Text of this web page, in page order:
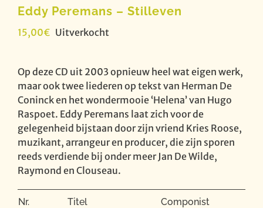
Eddy Peremans – Stilleven
15,00€ Uitverkocht
Op deze CD uit 2003 opnieuw heel wat eigen werk,
maar ook twee liederen op tekst van Herman De
Coninck en het wondermooie ‘Helena’ van Hugo
Raspoet. Eddy Peremans laat zich voor de
gelegenheid bijstaan door zijn vriend Kries Roose,
muzikant, arrangeur en producer, die zijn sporen
reeds verdiende bij onder meer Jan De Wilde,
Raymond en Clouseau.
Nr. Titel Componist